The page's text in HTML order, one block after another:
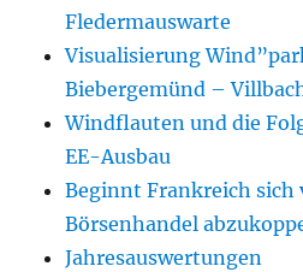
Fledermauswarte
Visualisierung
Biebergemünd –
Windflauten und die
EE-Ausbau
Beginnt Frankreich sich
Börsenhandel
Jahresauswertungen